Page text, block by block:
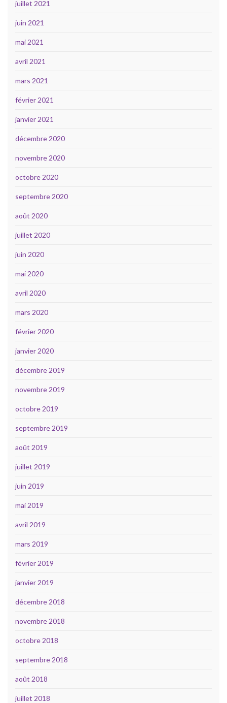
juillet 2021
juin 2021
mai 2021
avril 2021
mars 2021
février 2021
janvier 2021
décembre 2020
novembre 2020
octobre 2020
septembre 2020
août 2020
juillet 2020
juin 2020
mai 2020
avril 2020
mars 2020
février 2020
janvier 2020
décembre 2019
novembre 2019
octobre 2019
septembre 2019
août 2019
juillet 2019
juin 2019
mai 2019
avril 2019
mars 2019
février 2019
janvier 2019
décembre 2018
novembre 2018
octobre 2018
septembre 2018
août 2018
juillet 2018